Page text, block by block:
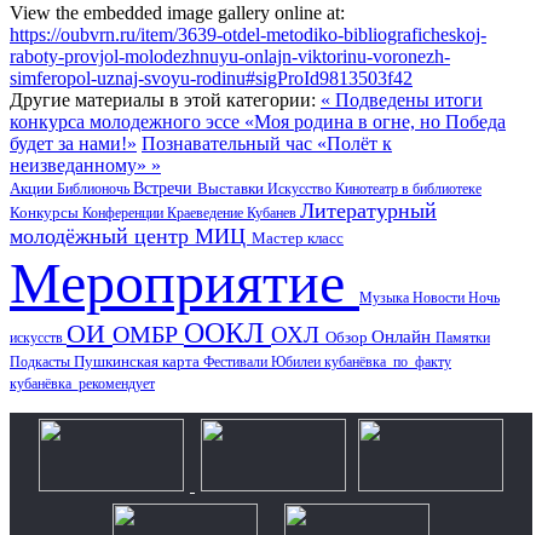
View the embedded image gallery online at:
https://oubvrn.ru/item/3639-otdel-metodiko-bibliograficheskoj-
raboty-provjol-molodezhnuyu-onlajn-viktorinu-voronezh-
simferopol-uznaj-svoyu-rodinu#sigProId9813503f42
Другие материалы в этой категории: « Подведены итоги
конкурса молодежного эссе «Моя родина в огне, но Победа
будет за нами!» Познавательный час «Полёт к
неизведанному» »
Акции Библионочь Встречи Выставки Искусство Кинотеатр в библиотеке
Конкурсы Конференции Краеведение Кубанев Литературный
молодёжный центр МИЦ Мастер класс
Мероприятие Музыка Новости Ночь
искусств ОИ ОМБР ООКЛ ОХЛ Обзор Онлайн Памятки
Подкасты Пушкинская карта Фестивали Юбилеи кубанёвка_по_факту
кубанёвка_рекомендует